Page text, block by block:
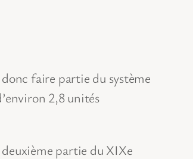
faire partie du système
2,8 unités
partie du XIXe